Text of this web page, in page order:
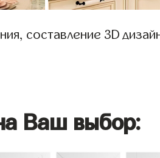
составление 3D
Ваш выбор: